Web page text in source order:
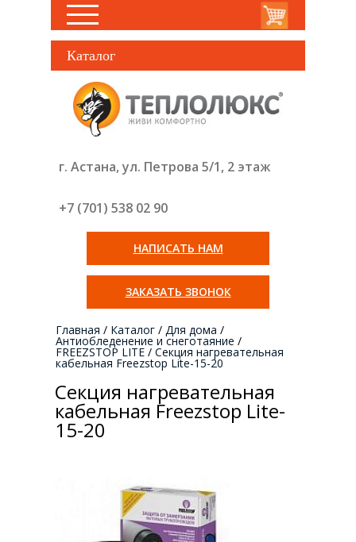
Каталог
г. Астана, ул. Петрова 5/1, 2 этаж
+7 (701) 538 02 90
НАПИСАТЬ НАМ
ЗАКАЗАТЬ ЗВОНОК
Главная / Каталог / Для дома /
Антиобледенение и снеготаяние /
FREEZSTOP LITE / Секция нагревательная
кабельная Freezstop Lite-15-20
Секция нагревательная
кабельная Freezstop Lite-
15-20